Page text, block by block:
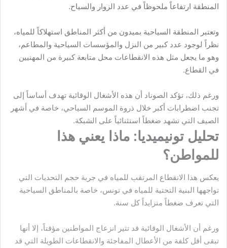
المنطقة ارتفاعاً ملحوظاً في عدد الزوار والسياح.
وتعتبر المنطقة السياحية بميدون من أكثر المناطق استهلاكاً للمياه،
نظراً لوجود عدد كبير من النزل والمؤسسات السياحية والمطاعم،
وهو ما يجعل مثل هذه الانقطاعات محل متابعة كبيرة من المهنيين
في القطاع.
ورغم ذلك، تؤكد الصوناد أن هذه الأشغال الوقائية تهدف أساساً إلى
تجنب اضطرابات أكبر خلال ذروة الموسم السياحي، خاصة في أشهر
الصيف التي تشهد ضغطاً استثنائياً على الشبكة.
تحليل تونيميديا: ماذا يعني هذا
للمواطن؟
يعكس هذا الانقطاع المرتقب للمياه في جربة حجم التحديات التي
تواجهها البنية التحتية للمياه في تونس، خاصة بالمناطق السياحية
التي تعرف ضغطاً متزايداً كل سنة.
ورغم أن الأشغال الوقائية قد تثير انزعاج المواطنين مؤقتاً، إلا أنها
تبقى أقل كلفة من الأعطال المفاجئة والانقطاعات الطويلة التي قد